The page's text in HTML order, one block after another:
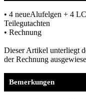
• 4 neueAlufelgen + 4
Teilegutachten
• Rechnung
Dieser Artikel unterliegt
der Rechnung
Bemerkungen